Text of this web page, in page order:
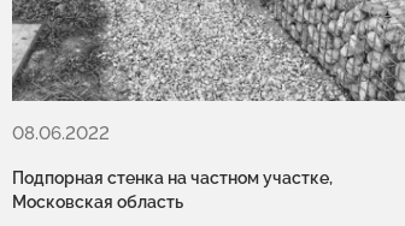
08.06.2022
Подпорная стенка на частном участке,
Московская область